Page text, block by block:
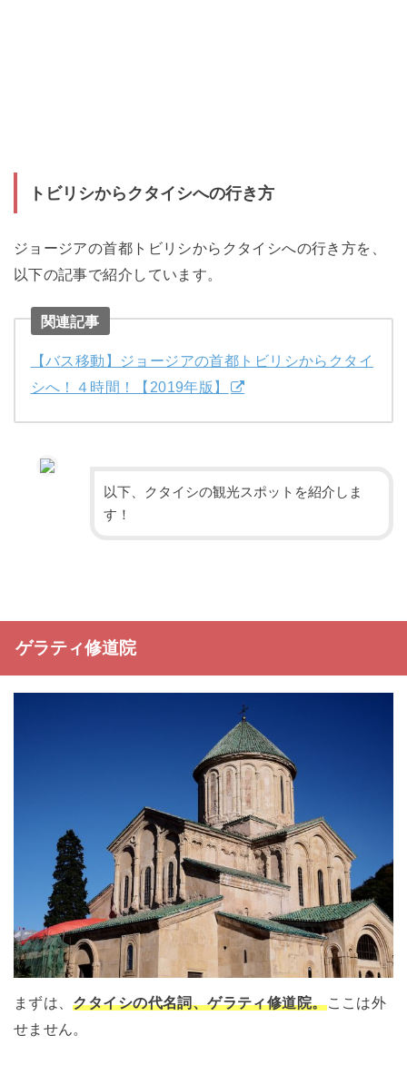
トビリシからクタイシへの行き方
ジョージアの首都トビリシからクタイシへの行き方を、
以下の記事で紹介しています。
関連記事
【バス移動】ジョージアの首都トビリシからクタイ
シへ！４時間！【2019年版】
以下、クタイシの観光スポットを紹介しま
す！
ゲラティ修道院
まずは、クタイシの代名詞、ゲラティ修道院。ここは外
せません。